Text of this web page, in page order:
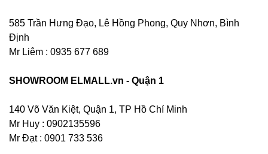
585 Trần Hưng Đạo, Lê Hồng Phong, Quy Nhơn, Bình
Định
Mr Liêm : 0935 677 689
SHOWROOM ELMALL.vn - Quận 1
140 Võ Văn Kiệt, Quận 1, TP Hồ Chí Minh
Mr Huy : 0902135596
Mr Đạt : 0901 733 536